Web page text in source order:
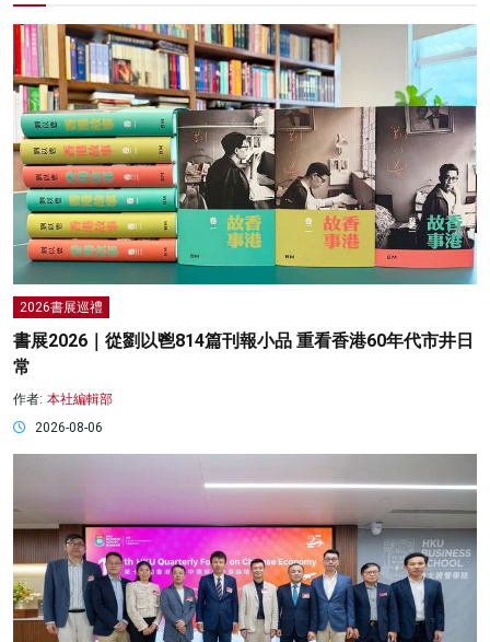
2026書展巡禮
書展2026｜從劉以鬯814篇刊報小品 重看香港60年代市井日
常
作者: 本社編輯部
2026-08-06